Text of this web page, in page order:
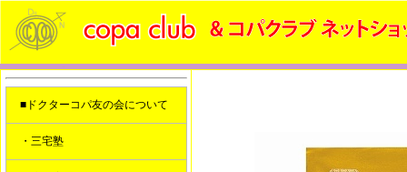
■ドクターコパ友の会について
・三宅塾